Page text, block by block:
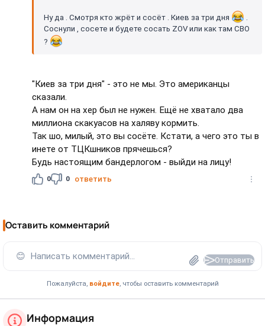
Ну да . Смотря кто жрёт и сосёт . Киев за три дня
Соснули , сосете и будете сосать ZOV или как там СВО
?
"Киев за три дня" - это не мы. Это американцы
сказали.
А нам он на хер был не нужен. Ещё не хватало два
миллиона скакуасов на халяву кормить.
Так шо, милый, это вы сосёте. Кстати, а чего это ты в
инете от ТЦКшников прячешься?
Будь настоящим бандерлогом - выйди на лицу!
0 0 ответить
Оставить комментарий
😊 Написать комментарий... Отправить
Пожалуйста, войдите, чтобы оставить комментарий
Информация